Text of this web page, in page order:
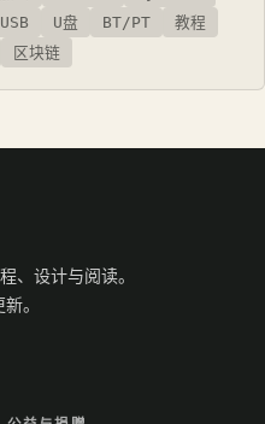
USB U盘 BT/PT
教程
区块链
、设计与阅读。
。